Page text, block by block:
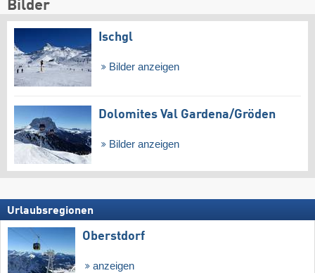
Bilder
Ischgl
Bilder anzeigen
Dolomites Val Gardena/​Gröden
Bilder anzeigen
Urlaubsregionen
Oberstdorf
anzeigen